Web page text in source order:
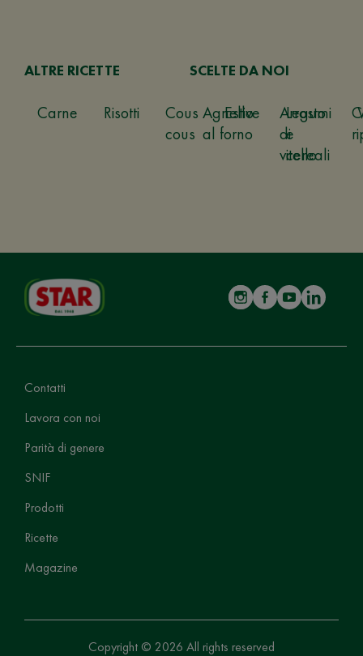
ALTRE RICETTE
Carne Risotti
Cous
cous
Estive
Legumi
e
cereali
SCELTE DA NOI
Agnello
al forno
Arrosto
di
vitello
Contatti
Lavora con noi
Parità di genere
SNIF
Prodotti
Ricette
Magazine
Copyright © 2026 All rights reserved